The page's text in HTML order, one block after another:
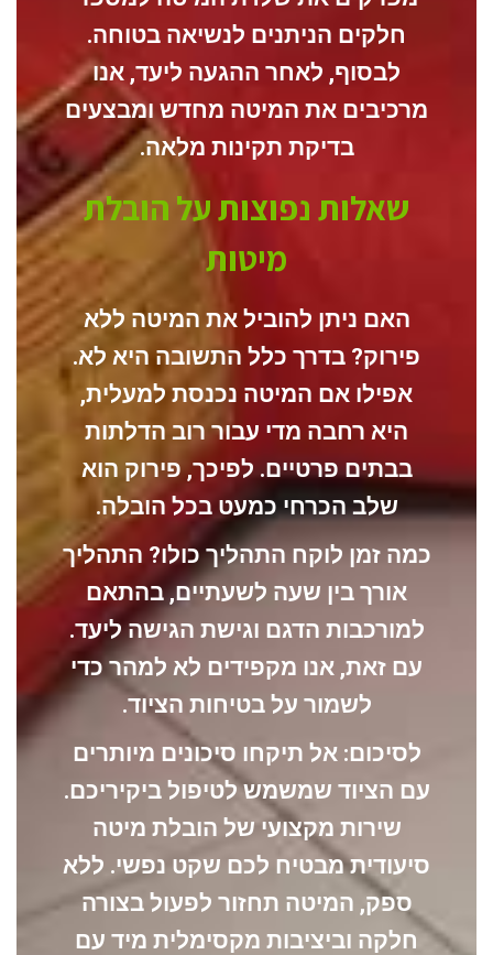
חלקים הניתנים לנשיאה בטוחה.
לבסוף, לאחר ההגעה ליעד, אנו
מרכיבים את המיטה מחדש ומבצעים
בדיקת תקינות מלאה.
שאלות נפוצות על הובלת
מיטות
האם ניתן להוביל את המיטה ללא
פירוק? בדרך כלל התשובה היא לא.
אפילו אם המיטה נכנסת למעלית,
היא רחבה מדי עבור רוב הדלתות
בבתים פרטיים.לפיכך, פירוק הוא
שלב הכרחי כמעט בכל הובלה.
כמה זמן לוקח התהליך כולו? התהליך
אורך בין שעה לשעתיים, בהתאם
למורכבות הדגם וגישת הגישה ליעד.
עם זאת, אנו מקפידים לא למהר כדי
לשמור על בטיחות הציוד.
לסיכום: אל תיקחו סיכונים מיותרים
עם הציוד שמשמש לטיפול ביקיריכם.
שירות מקצועי של הובלת מיטה
סיעודיתמבטיח לכם שקט נפשי. ללא
ספק, המיטה תחזור לפעול בצורה
חלקה וביציבות מקסימלית מיד עם